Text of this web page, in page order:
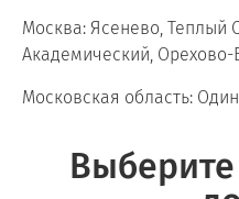
Москва: Ясенево, Теплый
Академический,
Московская область:
Выберите